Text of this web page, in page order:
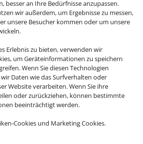
besser an Ihre Bedürfnisse anzupassen.
wir außerdem, um Ergebnisse zu messen,
unsere Besucher kommen oder um unsere
Erlebnis zu bieten, verwenden wir
um Geräteinformationen zu speichern
Wenn Sie diesen Technologien
Daten wie das Surfverhalten oder
Website verarbeiten. Wenn Sie ihre
oder zurückziehen, können bestimmte
beeinträchtigt werden.
Cookies und Marketing Cookies.